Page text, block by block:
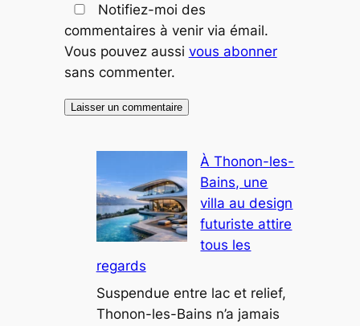
Notifiez-moi des
commentaires à venir via émail.
Vous pouvez aussi vous abonner
sans commenter.
À Thonon-les-
Bains, une
villa au design
futuriste attire
tous les
regards
Suspendue entre lac et relief,
Thonon-les-Bains n’a jamais